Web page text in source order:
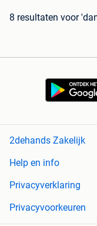
8 resultaten voor
2dehands Zakelijk
Help en info
Privacyverklaring
Privacyvoorkeuren